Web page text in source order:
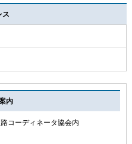
ス
内
コーディネータ協会内